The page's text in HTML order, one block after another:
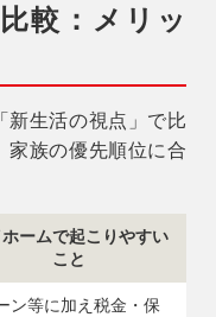
較：メリッ
新生活の視点」で比
家族の優先順位に合
ームで起こりやすい
こと
ン等に加え税金・保